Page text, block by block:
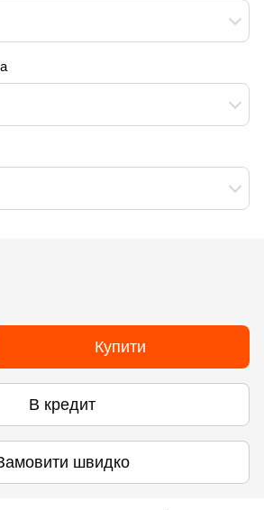
Купити
В кредит
швидко